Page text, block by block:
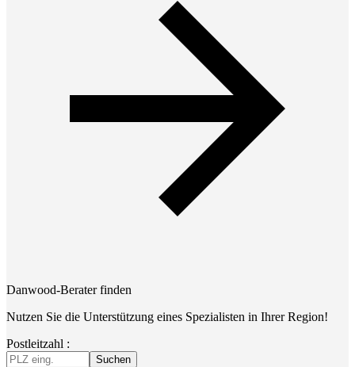
Danwood-Berater finden
Nutzen Sie die Unterstützung eines Spezialisten in Ihrer Region!
Postleitzahl :
Suchen